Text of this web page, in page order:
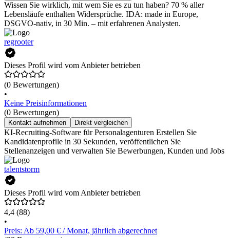
Wissen Sie wirklich, mit wem Sie es zu tun haben? 70 % aller
Lebensläufe enthalten Widersprüche. IDA: made in Europe,
DSGVO-nativ, in 30 Min. – mit erfahrenen Analysten.
regrooter
Dieses Profil wird vom Anbieter betrieben
(0 Bewertungen)
•
Keine Preisinformationen
(0 Bewertungen)
Kontakt aufnehmen Direkt vergleichen
KI-Recruiting-Software für Personalagenturen Erstellen Sie
Kandidatenprofile in 30 Sekunden, veröffentlichen Sie
Stellenanzeigen und verwalten Sie Bewerbungen, Kunden und Jobs
talentstorm
Dieses Profil wird vom Anbieter betrieben
4,4 (88)
•
Preis: Ab 59,00 € / Monat, jährlich abgerechnet